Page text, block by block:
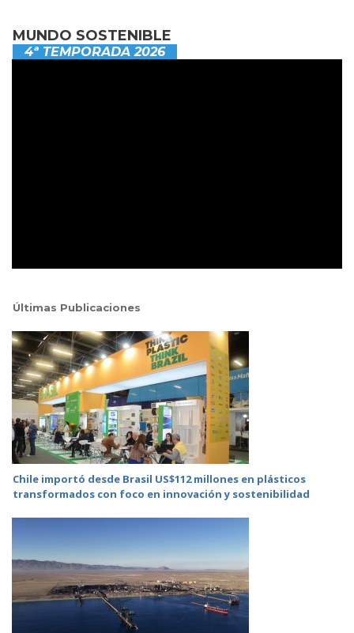
MUNDO SOSTENIBLE
4ª TEMPORADA 2026
Últimas Publicaciones
Chile importó desde Brasil US$112 millones en plásticos
transformados con foco en innovación y sostenibilidad